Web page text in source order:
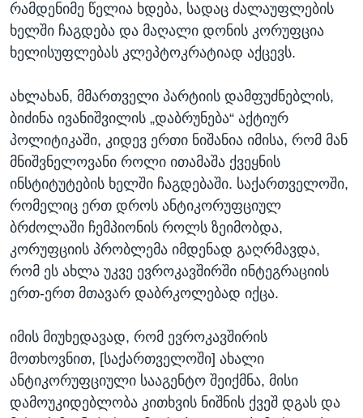
რამდენიმე წელია ხდება, სადაც ძალაუფლების
ხელში ჩაგდება და მაღალი დონის კორუფცია
ხელისუფლებას კლეპტოკრატიად აქცევს.
ახლახან, მმართველი პარტიის დამფუძნებლის,
ბიძინა ივანიშვილის „დაბრუნება“ აქტიურ
პოლიტიკაში, კიდევ ერთი ნიშანია იმისა, რომ მან
მნიშვნელოვანი როლი ითამაშა ქვეყნის
ინსტიტუტების ხელში ჩაგდებაში. საქართველოში,
რომელიც ერთ დროს ანტიკორუფციულ
ბრძოლაში ჩემპიონის როლს ზეიმობდა,
კორუფციის პრობლემა იმდენად გაღრმავდა,
რომ ეს ახლა უკვე ევროკავშირში ინტეგრაციის
ერთ-ერთ მთავარ დაბრკოლებად იქცა.
იმის მიუხედავად, რომ ევროკავშირის
მოთხოვნით, [საქართველოში] ახალი
ანტიკორუფციული სააგენტო შეიქმნა, მისი
დამოუკიდებლობა კითხვის ნიშნის ქვეშ დგას და